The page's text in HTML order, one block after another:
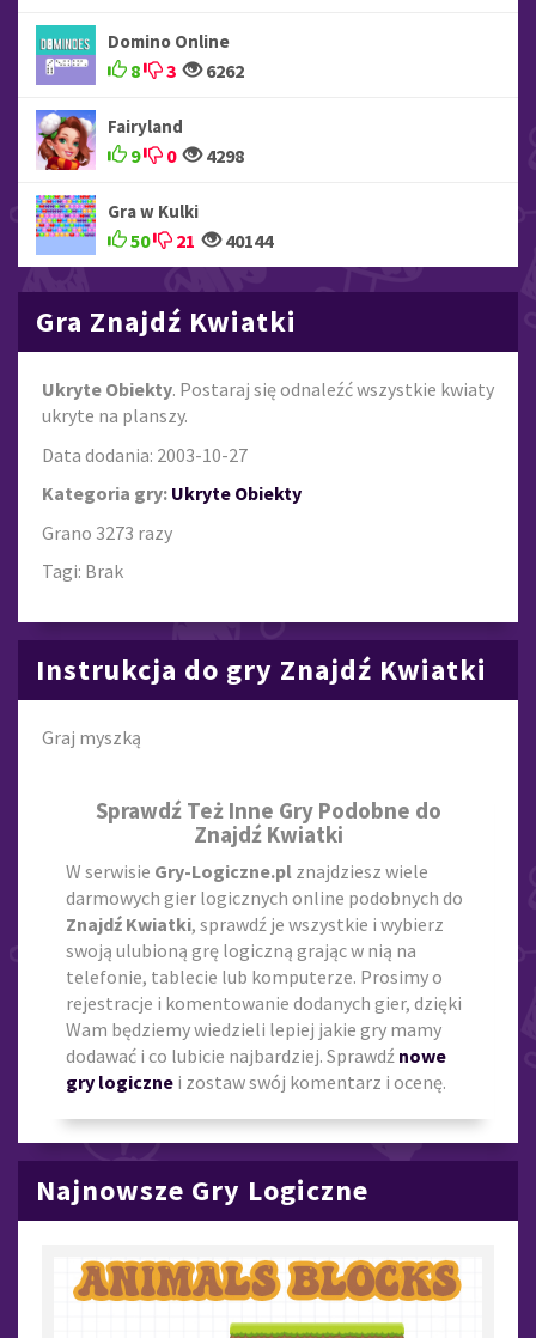
Domino Online
8 3 6262
Fairyland
9 0 4298
Gra w Kulki
50 21 40144
Gra Znajdź Kwiatki
Ukryte Obiekty. Postaraj się odnaleźć wszystkie kwiaty
ukryte na planszy.
Data dodania: 2003-10-27
Kategoria gry: Ukryte Obiekty
Grano 3273 razy
Tagi: Brak
Instrukcja do gry Znajdź Kwiatki
Graj myszką
Sprawdź Też Inne Gry Podobne do
Znajdź Kwiatki
W serwisie Gry-Logiczne.pl znajdziesz wiele
darmowych gier logicznych online podobnych do
Znajdź Kwiatki, sprawdź je wszystkie i wybierz
swoją ulubioną grę logiczną grając w nią na
telefonie, tablecie lub komputerze. Prosimy o
rejestracje i komentowanie dodanych gier, dzięki
Wam będziemy wiedzieli lepiej jakie gry mamy
dodawać i co lubicie najbardziej. Sprawdź nowe
gry logiczne i zostaw swój komentarz i ocenę.
Najnowsze Gry Logiczne